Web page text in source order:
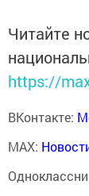
Читайте
https://
ВКонтакте:
MAX: